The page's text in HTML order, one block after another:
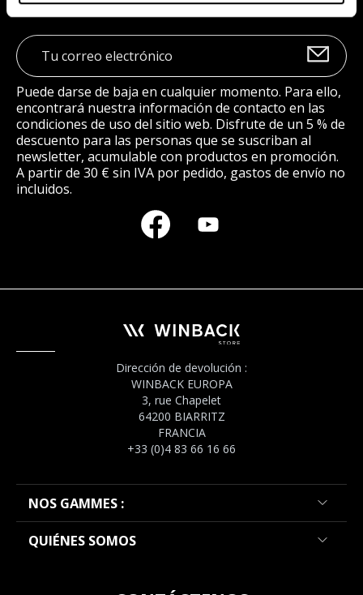
Puede darse de baja en cualquier momento. Para ello,
encontrará nuestra información de contacto en las
condiciones de uso del sitio web. Disfrute de un 5 % de
descuento para las personas que se suscriban al
newsletter, acumulable con productos en promoción.
A partir de 30 € sin IVA por pedido, gastos de envío no
incluidos.
Dirección de devolución :
WINBACK EUROPA
3, rue Chapelet
64200 BIARRITZ
FRANCIA
+33 (0)4 83 66 16 66
NOS GAMMES :
QUIÉNES SOMOS